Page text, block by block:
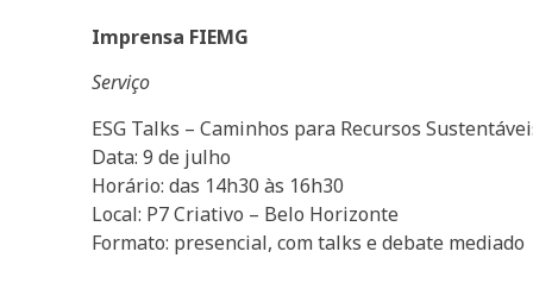
Imprensa FIEMG
Serviço
ESG Talks – Caminhos para Recursos
Data: 9 de julho
Horário: das 14h30 às 16h30
Local: P7 Criativo – Belo Horizonte
Formato: presencial, com talks e debate mediado